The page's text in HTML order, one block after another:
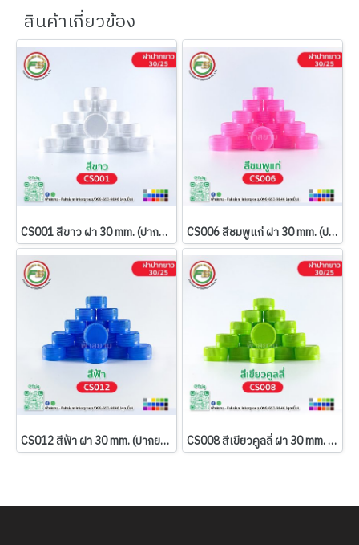
สินค้าเกี่ยวข้อง
CS001 สีขาว ฝา 30 mm. (ปากยาว) CS006 สีชมพูแก่ ฝา 30 mm. (ปากยาว)
CS012 สีฟ้า ฝา 30 mm. (ปากยาว) CS008 สีเขียวคูลลี่ ฝา 30 mm. (ปากยาว)